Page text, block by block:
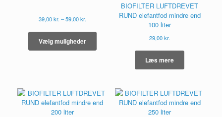
39,00kr. – 59,00kr.
til
59,00 kr.
Vælg muligheder
Dette
har
vælges
på
BIOFILTER LUFTDREVET
RUND elefantfod mindre end
100 liter
29,00kr.
Læs mere